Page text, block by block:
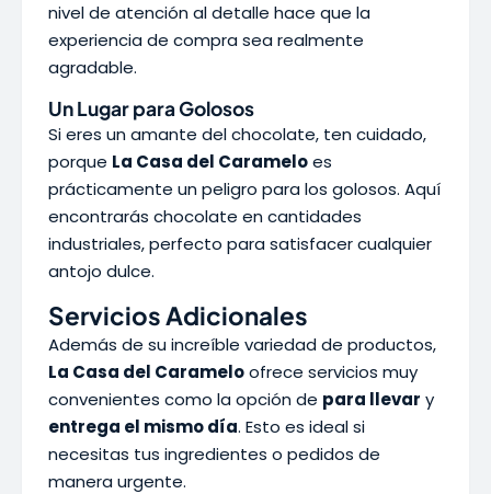
nivel de atención al detalle hace que la
experiencia de compra sea realmente
agradable.
Un Lugar para Golosos
Si eres un amante del chocolate, ten cuidado,
porque La Casa del Carameloes
prácticamente un peligro para los golosos. Aquí
encontrarás chocolate en cantidades
industriales, perfecto para satisfacer cualquier
antojo dulce.
Servicios Adicionales
Además de su increíble variedad de productos,
La Casa del Carameloofrece servicios muy
convenientes como la opción de para llevar y
entrega el mismo día. Esto es ideal si
necesitas tus ingredientes o pedidos de
manera urgente.